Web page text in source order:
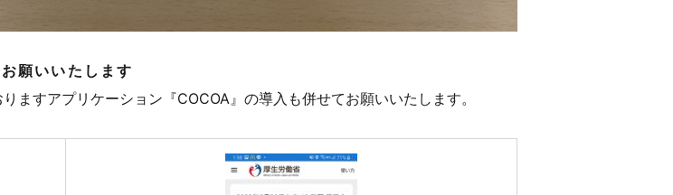
願いいたします
ますアプリケーション『COCOA』の導入も併せてお願いいたします。